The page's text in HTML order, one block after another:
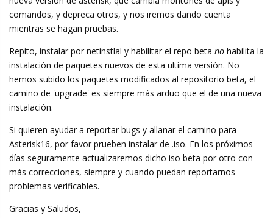
comandos, y depreca otros, y nos iremos dando cuenta
mientras se hagan pruebas.
Repito, instalar por netinstlal y habilitar el repo beta no habilita la
instalación de paquetes nuevos de esta ultima versión. No
hemos subido los paquetes modificados al repositorio beta, el
camino de 'upgrade' es siempre más arduo que el de una nueva
instalación.
Si quieren ayudar a reportar bugs y allanar el camino para
Asterisk16, por favor prueben instalar de .iso. En los próximos
días seguramente actualizaremos dicho iso beta por otro con
más correcciones, siempre y cuando puedan reportarnos
problemas verificables.
Gracias y Saludos,